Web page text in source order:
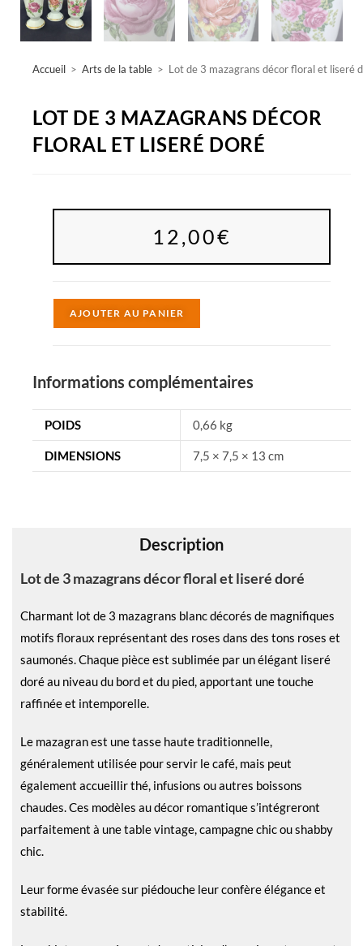
Accueil > Arts de la table > Lot de 3 mazagrans décor floral et liseré
LOT DE 3 MAZAGRANS DÉCOR
FLORAL ET LISERÉ DORÉ
12,00€
AJOUTER AU PANIER
n
a
t
:
Informations complémentaires
POIDS 0,66 kg
DIMENSIONS 7,5 × 7,5 × 13 cm
Description
Lot de 3 mazagrans décor floral et liseré doré
Charmant lot de 3 mazagrans blanc décorés de magnifiques
motifs floraux représentant des roses dans des tons roses et
saumonés. Chaque pièce est sublimée par un élégant liseré
doré au niveau du bord et du pied, apportant une touche
raffinée et intemporelle.
Le mazagran est une tasse haute traditionnelle,
généralement utilisée pour servir le café, mais peut
également accueillir thé, infusions ou autres boissons
chaudes. Ces modèles au décor romantique s’intégreront
parfaitement à une table vintage, campagne chic ou shabby
chic.
Leur forme évasée sur piédouche leur confère élégance et
stabilité.